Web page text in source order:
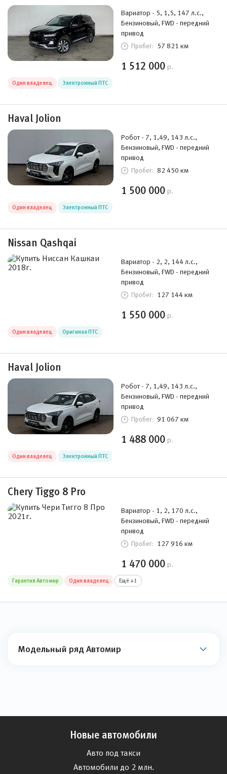
Вариатор - 5, 1,5, 147 л.с.,
Бензиновый, FWD - передний
привод
Пробег: 57 821 км
1 512 000 р.
Один владелец Электронный ПТС
Haval Jolion
Робот - 7, 1,49, 143 л.с.,
Бензиновый, FWD - передний
привод
Пробег: 82 450 км
1 500 000 р.
Один владелец Электронный ПТС
Nissan Qashqai
Вариатор - 2, 2, 144 л.с.,
Бензиновый, FWD - передний
привод
Пробег: 127 144 км
1 550 000 р.
Один владелец Оригинал ПТС
Haval Jolion
Робот - 7, 1,49, 143 л.с.,
Бензиновый, FWD - передний
привод
Пробег: 91 067 км
1 488 000 р.
Один владелец Электронный ПТС
Chery Tiggo 8 Pro
Вариатор - 1, 2, 170 л.с.,
Бензиновый, FWD - передний
привод
Пробег: 127 916 км
1 470 000 р.
Гарантия Автомир Один владелец Ещё +1
Модельный ряд Автомир
Новые автомобили
Авто под такси
Автомобили до 2 млн.